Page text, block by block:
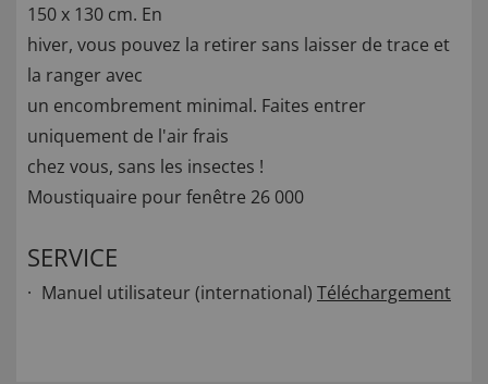
150 x 130 cm. En
hiver, vous pouvez la retirer sans laisser de trace et
la ranger avec
un encombrement minimal. Faites entrer
uniquement de l'air frais
chez vous, sans les insectes !
Moustiquaire pour fenêtre 26 000
SERVICE
Manuel utilisateur (international) Téléchargement